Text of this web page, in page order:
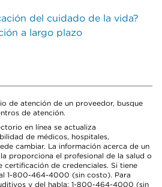
del cuidado de la vida?
a largo plazo
de atención de un proveedor, busque
de atención.
en línea se actualiza
de médicos, hospitales,
cambiar. La información acerca de un
proporciona el profesional de la salud o
certificación de credenciales. Si tiene
1-800-464-4000 (sin costo). Para
y del habla: 1-800-464-4000 (sin